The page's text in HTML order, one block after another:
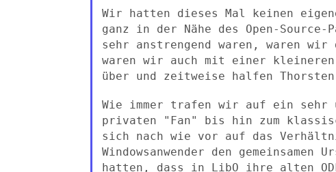
Wir hatten dieses Mal keinen
ganz in der Nähe des Open-
sehr anstrengend waren, waren
waren wir auch mit einer kleineren
über und zeitweise halfen
Wie immer trafen wir auf ein
privaten "Fan" bis hin zum
sich nach wie vor auf das
Windowsanwender den gemeinsamen
hatten, dass in LibO ihre alten